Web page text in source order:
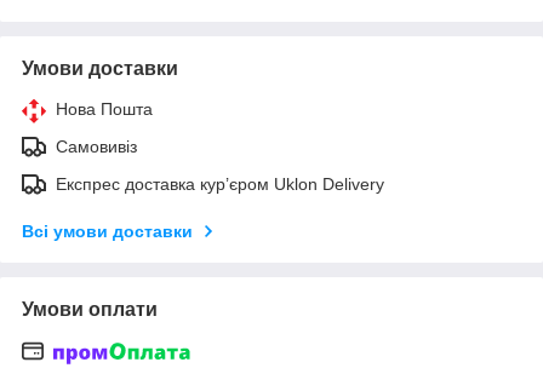
Умови доставки
Нова Пошта
Самовивіз
Експрес доставка кур’єром Uklon Delivery
Всі умови доставки
Умови оплати